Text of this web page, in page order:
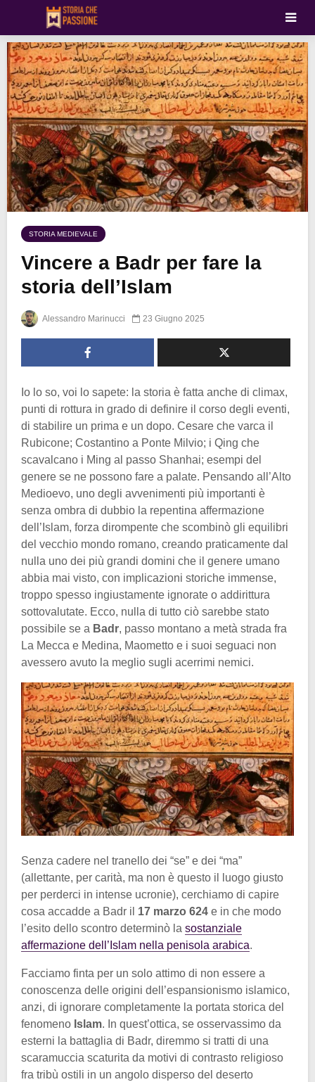
STORIA MEDIEVALE
Vincere a Badr per fare la
storia dell’Islam
Alessandro Marinucci 23 Giugno 2025
Io lo so, voi lo sapete: la storia è fatta anche di climax,
punti di rottura in grado di definire il corso degli eventi,
di stabilire un prima e un dopo. Cesare che varca il
Rubicone; Costantino a Ponte Milvio; i Qing che
scavalcano i Ming al passo Shanhai; esempi del
genere se ne possono fare a palate. Pensando all’Alto
Medioevo, uno degli avvenimenti più importanti è
senza ombra di dubbio la repentina affermazione
dell’Islam, forza dirompente che scombinò gli equilibri
del vecchio mondo romano, creando praticamente dal
nulla uno dei più grandi domini che il genere umano
abbia mai visto, con implicazioni storiche immense,
troppo spesso ingiustamente ignorate o addirittura
sottovalutate. Ecco, nulla di tutto ciò sarebbe stato
possibile se a Badr, passo montano a metà strada fra
La Mecca e Medina, Maometto e i suoi seguaci non
avessero avuto la meglio sugli acerrimi nemici.
Senza cadere nel tranello dei “se” e dei “ma”
(allettante, per carità, ma non è questo il luogo giusto
per perderci in intense ucronie), cerchiamo di capire
cosa accadde a Badr il 17 marzo 624 e in che modo
l’esito dello scontro determinò la sostanziale
affermazione dell’Islam nella penisola arabica.
Facciamo finta per un solo attimo di non essere a
conoscenza delle origini dell’espansionismo islamico,
anzi, di ignorare completamente la portata storica del
fenomeno Islam. In quest’ottica, se osservassimo da
esterni la battaglia di Badr, diremmo si tratti di una
scaramuccia scaturita da motivi di contrasto religioso
fra tribù ostili in un angolo disperso del deserto